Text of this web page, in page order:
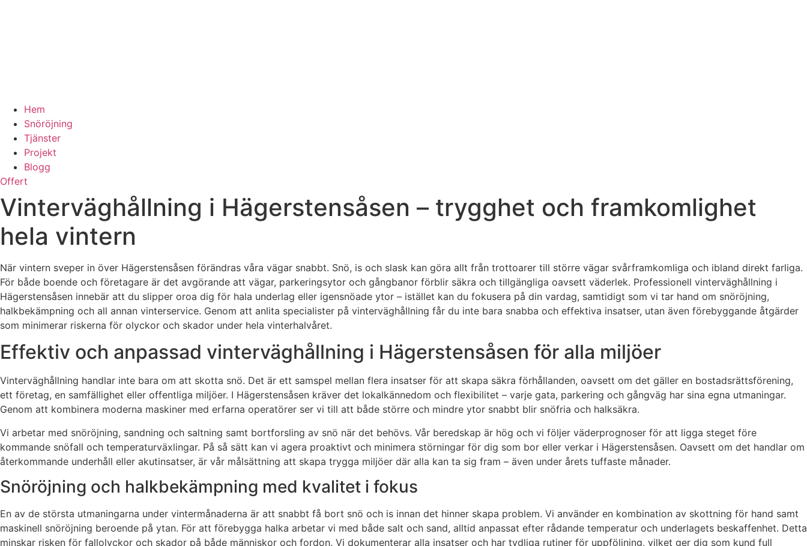
Hem
Snöröjning
Tjänster
Projekt
Blogg
Offert
Vinterväghållning i Hägerstensåsen – trygghet och framkomlighet
hela vintern
När vintern sveper in över Hägerstensåsen förändras våra vägar snabbt. Snö, is och slask kan göra allt från trottoarer till större vägar svårframkomliga och ibland direkt farliga.
För både boende och företagare är det avgörande att vägar, parkeringsytor och gångbanor förblir säkra och tillgängliga oavsett väderlek. Professionell vinterväghållning i
Hägerstensåsen innebär att du slipper oroa dig för hala underlag eller igensnöade ytor – istället kan du fokusera på din vardag, samtidigt som vi tar hand om snöröjning,
halkbekämpning och all annan vinterservice. Genom att anlita specialister på vinterväghållning får du inte bara snabba och effektiva insatser, utan även förebyggande åtgärder
som minimerar riskerna för olyckor och skador under hela vinterhalvåret.
Effektiv och anpassad vinterväghållning i Hägerstensåsen för alla miljöer
Vinterväghållning handlar inte bara om att skotta snö. Det är ett samspel mellan flera insatser för att skapa säkra förhållanden, oavsett om det gäller en bostadsrättsförening,
ett företag, en samfällighet eller offentliga miljöer. I Hägerstensåsen kräver det lokalkännedom och flexibilitet – varje gata, parkering och gångväg har sina egna utmaningar.
Genom att kombinera moderna maskiner med erfarna operatörer ser vi till att både större och mindre ytor snabbt blir snöfria och halksäkra.
Vi arbetar med snöröjning, sandning och saltning samt bortforsling av snö när det behövs. Vår beredskap är hög och vi följer väderprognoser för att ligga steget före
kommande snöfall och temperaturväxlingar. På så sätt kan vi agera proaktivt och minimera störningar för dig som bor eller verkar i Hägerstensåsen. Oavsett om det handlar om
återkommande underhåll eller akutinsatser, är vår målsättning att skapa trygga miljöer där alla kan ta sig fram – även under årets tuffaste månader.
Snöröjning och halkbekämpning med kvalitet i fokus
En av de största utmaningarna under vintermånaderna är att snabbt få bort snö och is innan det hinner skapa problem. Vi använder en kombination av skottning för hand samt
maskinell snöröjning beroende på ytan. För att förebygga halka arbetar vi med både salt och sand, alltid anpassat efter rådande temperatur och underlagets beskaffenhet. Detta
minskar risken för fallolyckor och skador på både människor och fordon. Vi dokumenterar alla insatser och har tydliga rutiner för uppföljning, vilket ger dig som kund full